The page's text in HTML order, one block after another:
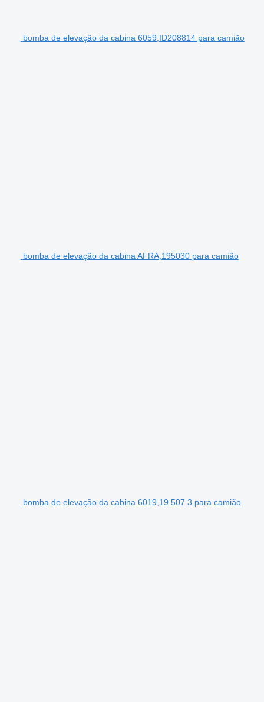
bomba de elevação da cabina 6059,ID208814 para camião
bomba de elevação da cabina AFRA,195030 para camião
bomba de elevação da cabina 6019,19.507.3 para camião